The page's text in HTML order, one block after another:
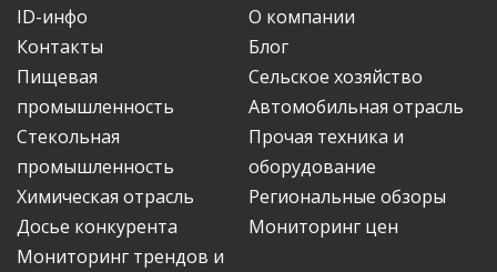
ID-инфо
О компании
Контакты
Блог
Пищевая
промышленность
Сельское хозяйство
Автомобильная отрасль
Стекольная
промышленность
Прочая техника и
оборудование
Химическая отрасль
Региональные обзоры
Досье конкурента
Мониторинг цен
Мониторинг трендов и